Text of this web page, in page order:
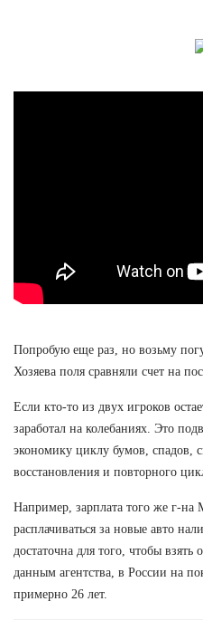
Попробую еще раз, но возьму
Хозяева поля сравняли счет на
Если кто-то из двух игроков
заработал на колебаниях. Это
экономику циклу бумов, спадов,
восстановления и повторного
Например, зарплата того же г-на
расплачиваться за новые авто
достаточна для того, чтобы
данным агентства, в России на
примерно 26 лет.